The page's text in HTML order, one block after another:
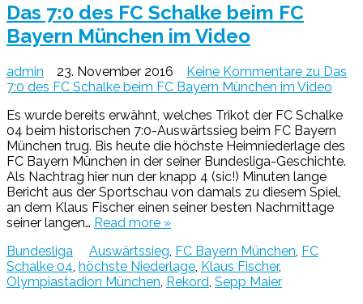
Das 7:0 des FC Schalke beim FC
Bayern München im Video
admin 23. November 2016 Keine Kommentare zu Das
7:0 des FC Schalke beim FC Bayern München im Video
Es wurde bereits erwähnt, welches Trikot der FC Schalke
04 beim historischen 7:0-Auswärtssieg beim FC Bayern
München trug. Bis heute die höchste Heimniederlage des
FC Bayern München in der seiner Bundesliga-Geschichte.
Als Nachtrag hier nun der knapp 4 (sic!) Minuten lange
Bericht aus der Sportschau von damals zu diesem Spiel,
an dem Klaus Fischer einen seiner besten Nachmittage
seiner langen… Read more »
Bundesliga
Auswärtssieg, FC Bayern München, FC
Schalke 04, höchste Niederlage, Klaus Fischer,
Olympiastadion München, Rekord, Sepp Maier